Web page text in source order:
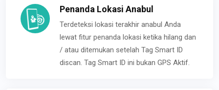
Penanda Lokasi Anabul
Terdeteksi lokasi terakhir anabul Anda
lewat fitur penanda lokasi ketika hilang dan
/ atau ditemukan setelah Tag Smart ID
discan. Tag Smart ID ini bukan GPS Aktif.